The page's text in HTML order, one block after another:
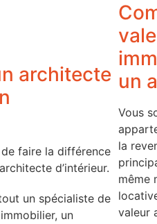
architecte
de faire la différence
d’intérieur.
un spécialiste de
un
un
Vous
la
même
valeur